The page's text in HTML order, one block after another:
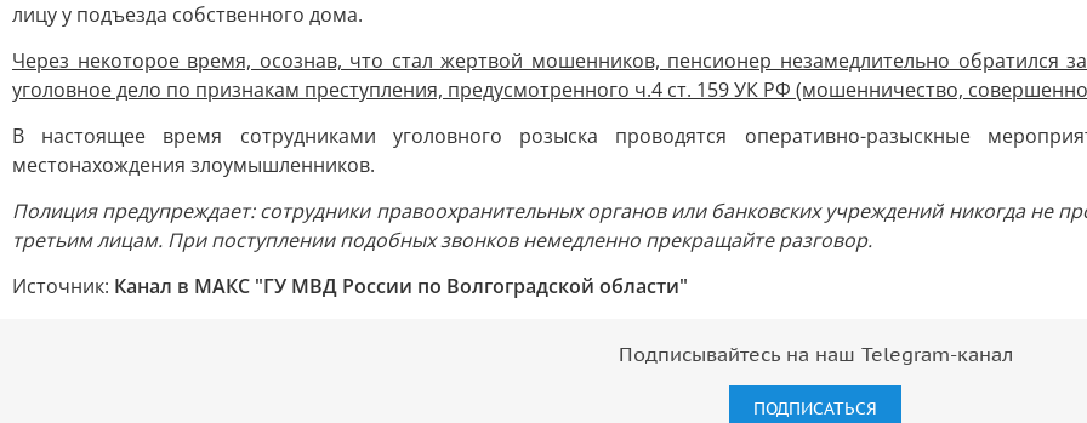
лицу у подъезда собственного дома.
Через некоторое время, осознав, что стал жертвой мошенников, пенсионер незамедлительно
уголовное дело по признакам преступления, предусмотренного ч.4 ст. 159 УК РФ (мошенничество,
В настоящее время сотрудниками уголовного розыска проводятся оперативно-разыскные
местонахождения злоумышленников.
Полиция предупреждает: сотрудники правоохранительных органов или банковских учреждений никогда не
третьим лицам. При поступлении подобных звонков немедленно прекращайте разговор.
Источник: Канал в МАКС "ГУ МВД России по Волгоградской области"
Подписывайтесь на наш Telegram-канал
ПОДПИСАТЬСЯ